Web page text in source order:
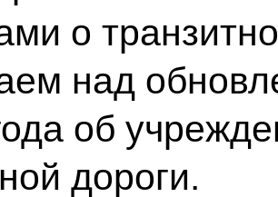
о
над
об
дороги.